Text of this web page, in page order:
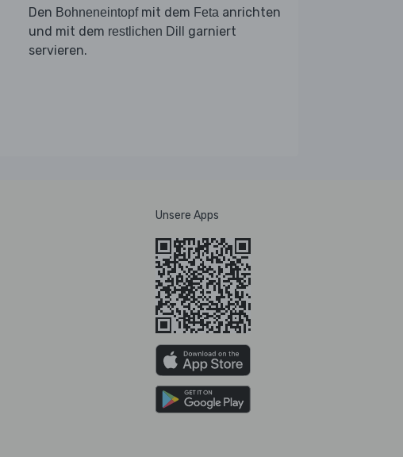
Den Bohneneintopfmit dem Feta anrichten
und mit dem restlichen Dill
garniert
servieren.
Unsere Apps